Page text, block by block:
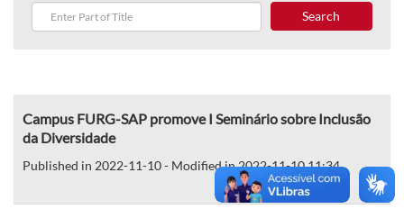
Search
Campus FURG-SAP promove I Seminário sobre Inclusão
da Diversidade
Published in 2022-11-10 - Modified in 2022-11-10 11:34